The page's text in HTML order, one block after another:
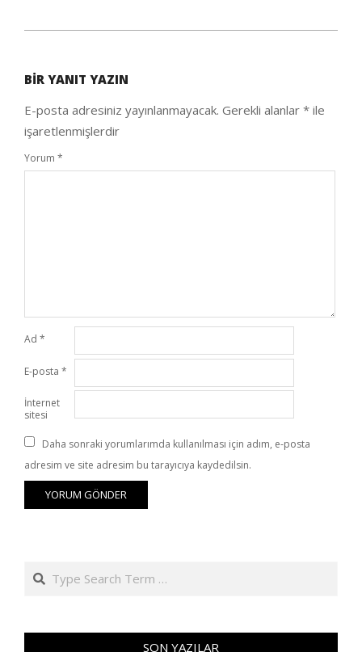
26
BIR YANIT YAZIN
E-posta adresiniz yayınlanmayacak. Gerekli alanlar * ile
işaretlenmişlerdir
Yorum *
Ad *
E-posta *
İnternet
sitesi
Daha sonraki yorumlarımda kullanılması için adım, e-posta
adresim ve site adresim bu tarayıcıya kaydedilsin.
Search
SON YAZILAR